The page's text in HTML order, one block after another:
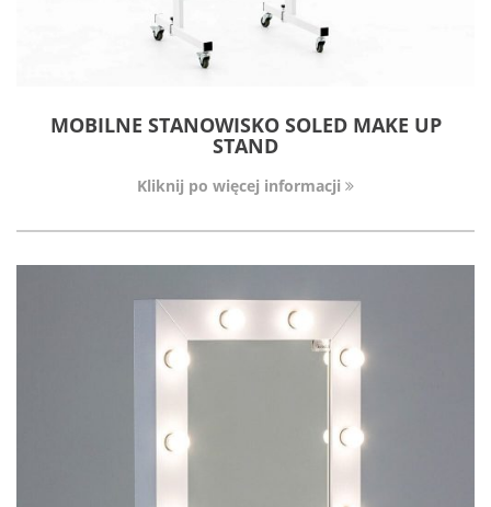
MOBILNE STANOWISKO SOLED MAKE UP
STAND
Kliknij po więcej informacji